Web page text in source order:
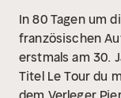
In 80 Tagen um
französischen
erstmals am 30.
Titel Le Tour du
dem Verleger